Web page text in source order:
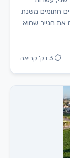
חתומים משנת
את הנייר שהוא
⏱ 3 דק' קריאה